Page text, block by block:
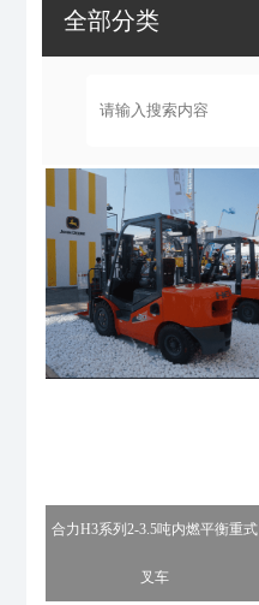
全部分类
合力H3系列2-3.5吨内燃平衡重式
叉车